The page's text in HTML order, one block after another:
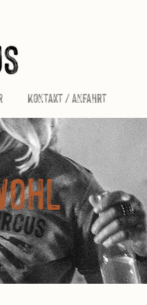
Kontakt / Anfahrt